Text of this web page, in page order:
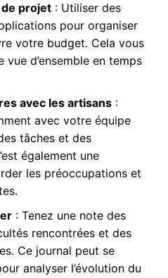
projet: Utiliser des
pour organiser
votre budget. Cela vous
vue d’ensemble en temps
avec les artisans:
avec votre équipe
tâches et des
également une
les préoccupations et
: Tenez une note des
rencontrées et des
Ce journal peut se
analyser l’évolution du